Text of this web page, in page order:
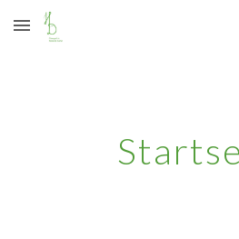
Skip to main content